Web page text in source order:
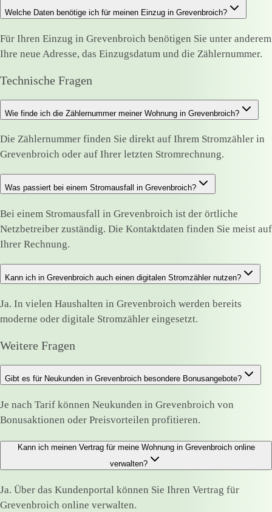
Welche Daten benötige ich für meinen Einzug in Grevenbroich?
Für Ihren Einzug in Grevenbroich benötigen Sie unter anderem
Ihre neue Adresse, das Einzugsdatum und die Zählernummer.
Technische Fragen
Wie finde ich die Zählernummer meiner Wohnung in Grevenbroich?
Die Zählernummer finden Sie direkt auf Ihrem Stromzähler in
Grevenbroich oder auf Ihrer letzten Stromrechnung.
Was passiert bei einem Stromausfall in Grevenbroich?
Bei einem Stromausfall in Grevenbroich ist der örtliche
Netzbetreiber zuständig. Die Kontaktdaten finden Sie meist auf
Ihrer Rechnung.
Kann ich in Grevenbroich auch einen digitalen Stromzähler nutzen?
Ja. In vielen Haushalten in Grevenbroich werden bereits
moderne oder digitale Stromzähler eingesetzt.
Weitere Fragen
Gibt es für Neukunden in Grevenbroich besondere Bonusangebote?
Je nach Tarif können Neukunden in Grevenbroich von
Bonusaktionen oder Preisvorteilen profitieren.
Kann ich meinen Vertrag für meine Wohnung in Grevenbroich online
verwalten?
Ja. Über das Kundenportal können Sie Ihren Vertrag für
Grevenbroich online verwalten.